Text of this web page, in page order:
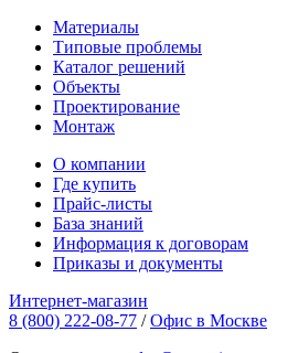
Материалы
Типовые проблемы
Каталог решений
Объекты
Проектирование
Монтаж
О компании
Где купить
Прайс-листы
База знаний
Информация к договорам
Приказы и документы
Интернет-магазин
8 (800) 222-08-77 / Офис в Москве